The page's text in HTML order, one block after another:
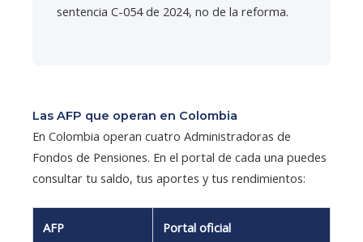
sentencia C-054 de 2024, no de la reforma.
Las AFP que operan en Colombia
En Colombia operan cuatro Administradoras de
Fondos de Pensiones. En el portal de cada una puedes
consultar tu saldo, tus aportes y tus rendimientos:
AFP Portal oficial